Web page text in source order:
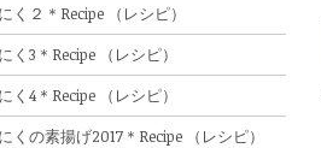
く２＊Recipe （レシピ）
く3＊Recipe （レシピ）
く4＊Recipe （レシピ）
くの素揚げ2017＊Recipe （レシピ）